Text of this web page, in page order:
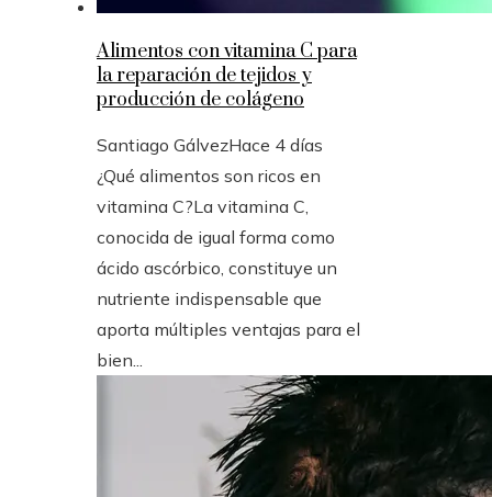
Alimentos con vitamina C para
la reparación de tejidos y
producción de colágeno
Santiago GálvezHace 4 días
¿Qué alimentos son ricos en
vitamina C?La vitamina C,
conocida de igual forma como
ácido ascórbico, constituye un
nutriente indispensable que
aporta múltiples ventajas para el
bien...